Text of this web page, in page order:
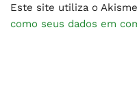
Este site utiliza o
como seus dados em